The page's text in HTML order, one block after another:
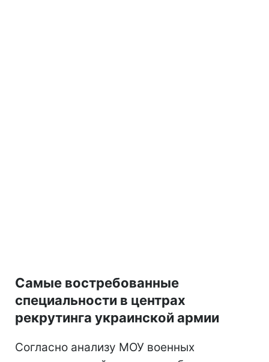
Самые востребованные
специальности в центрах
рекрутинга украинской армии
Согласно анализу МОУ военных